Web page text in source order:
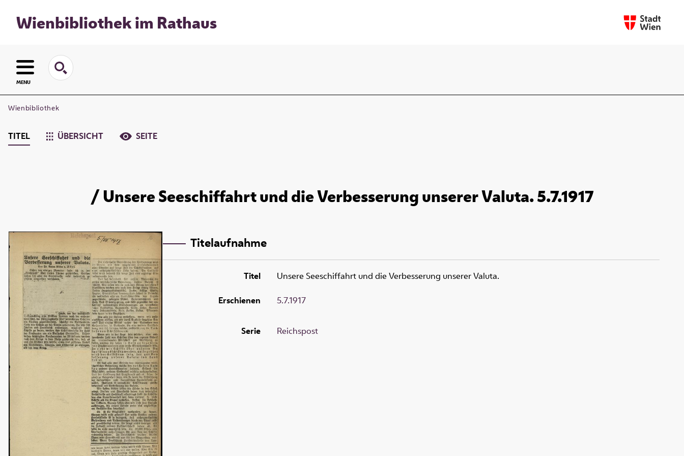
Wienbibliothek im Rathaus
MENU
Wienbibliothek
TITEL ÜBERSICHT SEITE
/ Unsere Seeschiffahrt und die Verbesserung unserer Valuta. 5.7.1917
Titelaufnahme
Titel Unsere Seeschiffahrt und die Verbesserung unserer Valuta.
Erschienen 5.7.1917
Serie Reichspost